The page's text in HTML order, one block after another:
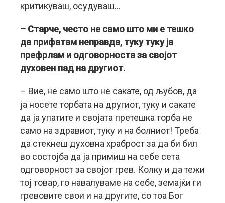
критикуваш, осудуваш…
– Старче, често не само што ми е тешко
да прифатам неправда, туку туку ја
префрлам и одговорноста за својот
духовен пад на другиот.
– Вие, не само што не сакате, од љубов, да
ја носете торбата на другиот, туку и сакате
да ја упатите и својата претешка торба не
само на здравиот, туку и на болниот! Треба
да стекнеш духовна храброст за да би бил
во состојба да ја примиш на себе сета
одговорност за својот грев. Колку и да тежи
тој товар, го навалуваме на себе, земајќи ги
гревовите свои и на другите, со тоа Бог